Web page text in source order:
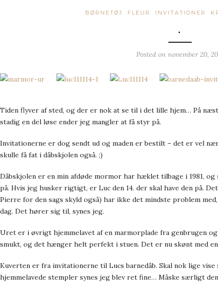
BØRNETØJ FLEUR INVITATIONER
.
Posted on november 20,
Tiden flyver af sted, og der er nok at se til i det lille hjem… På
stadig en del løse ender jeg mangler at få styr på.
Invitationerne er dog sendt ud og maden er bestilt – det er vel
skulle få fat i dåbskjolen også. ;)
Dåbskjolen er en min afdøde mormor har hæklet tilbage i 1981,
på. Hvis jeg husker rigtigt, er Luc den 14. der skal have den på.
Pierre for den sags skyld også) har ikke det mindste problem
dag. Det hører sig til, synes jeg.
Uret er i øvrigt hjemmelavet af en marmorplade fra genbrugen
smukt, og det hænger helt perfekt i stuen. Det er nu skønt med en
Kuverten er fra invitationerne til Lucs barnedåb. Skal nok lige vise
hjemmelavede stempler synes jeg blev ret fine… Måske særligt